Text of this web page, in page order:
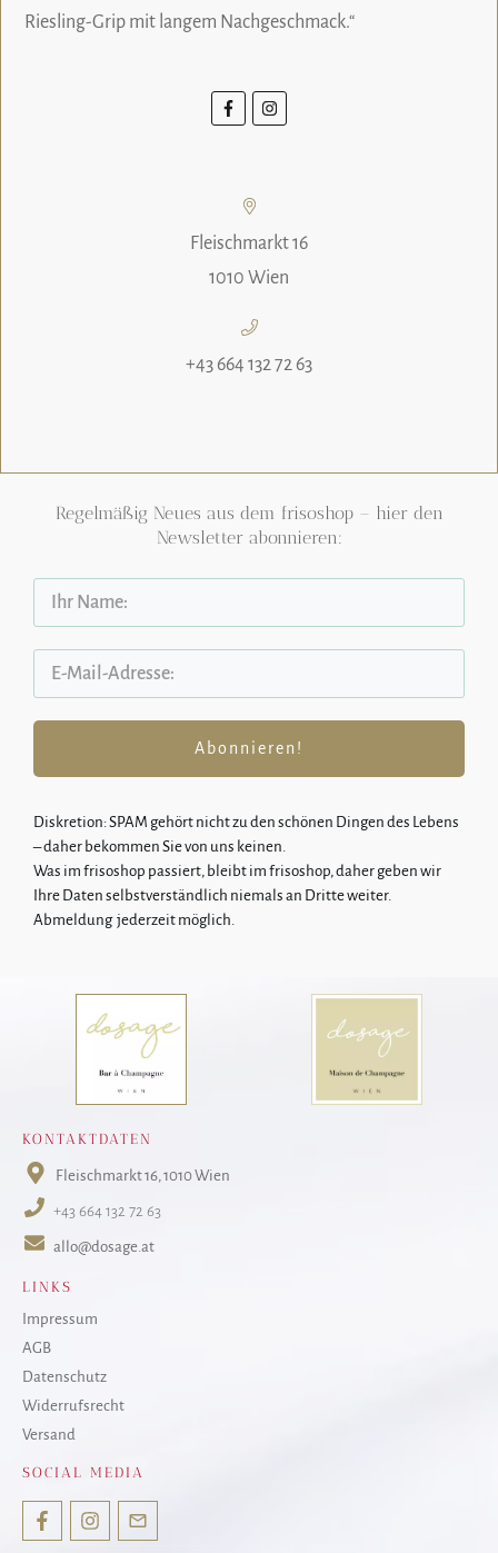
Riesling-Grip mit langem Nachgeschmack.“
Fleischmarkt 16
1010 Wien
+43 664 132 72 63
Regelmäßig Neues aus dem frisoshop – hier den
Newsletter abonnieren:
Abonnieren!
Diskretion: SPAM gehört nicht zu den schönen Dingen des Lebens
–daher bekommen Sie von uns keinen.
Was im frisoshop passiert, bleibt im frisoshop, daher geben wir
Ihre Daten selbstverständlich niemals an Dritte weiter.
Abmeldung jederzeit möglich.
KONTAKTDATEN
Fleischmarkt 16, 1010 Wien
+43 664 132 72 63
allo@dosage.at
LINKS
Impressum
AGB
Datenschutz
Widerrufsrecht
Versand
SOCIAL MEDIA